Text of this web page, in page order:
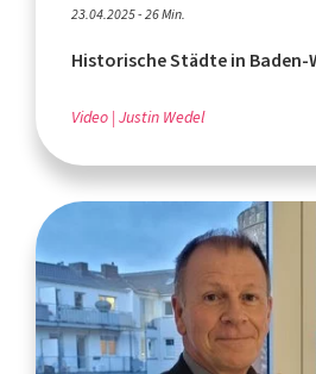
23.04.2025 - 26 Min.
Historische Städte in
Video Justin Wedel